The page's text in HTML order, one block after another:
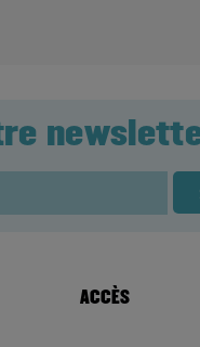
ACCÈS